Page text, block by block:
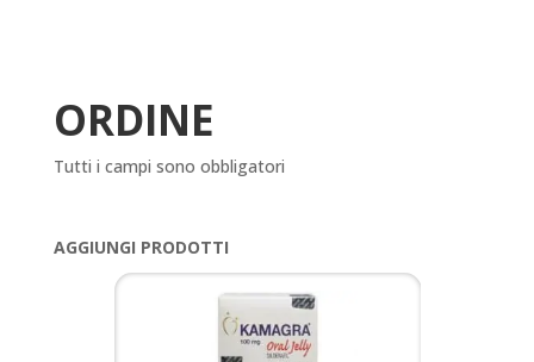
ORDINE
Tutti i campi sono obbligatori
AGGIUNGI PRODOTTI